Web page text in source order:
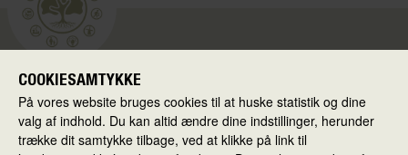
Skolen i Virkeligheden
Ballerup Kommune
Hold-an Vej 7
COOKIESAMTYKKE
På vores website bruges cookies til at huske statistik og dine
valg af indhold. Du kan altid ændre dine indstillinger, herunder
trække dit samtykke tilbage, ved at klikke på link til